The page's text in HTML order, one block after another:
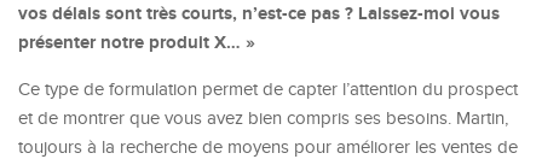
vos délais sont très courts, n’est-ce pas ? Laissez-moi vous
présenter notre produit X… »
Ce type de formulation permet de capter l’attention du prospect
et de montrer que vous avez bien compris ses besoins. Martin,
toujours à la recherche de moyens pour améliorer les ventes de